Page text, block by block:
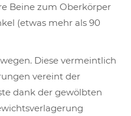
Beine zum Oberkörper
(etwas mehr als 90
Diese vermeintlich
vereint der
dank der gewölbten